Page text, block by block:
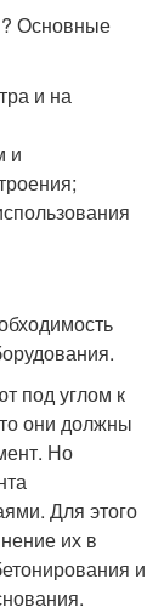
Основные
и на
и
под углом к
они должны
Но
Для этого
их в
и